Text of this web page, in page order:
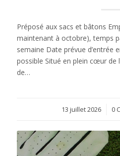
Préposé aux sacs et bâtons
maintenant à octobre), temps
semaine Date prévue d’entrée
possible Situé en plein cœur de
de…
13 juillet 2026
/ 0